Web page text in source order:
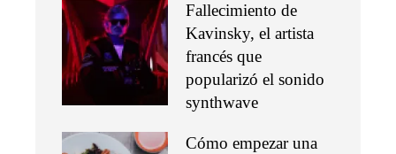
Fallecimiento de
Kavinsky, el artista
francés que
popularizó el sonido
synthwave
Cómo empezar una